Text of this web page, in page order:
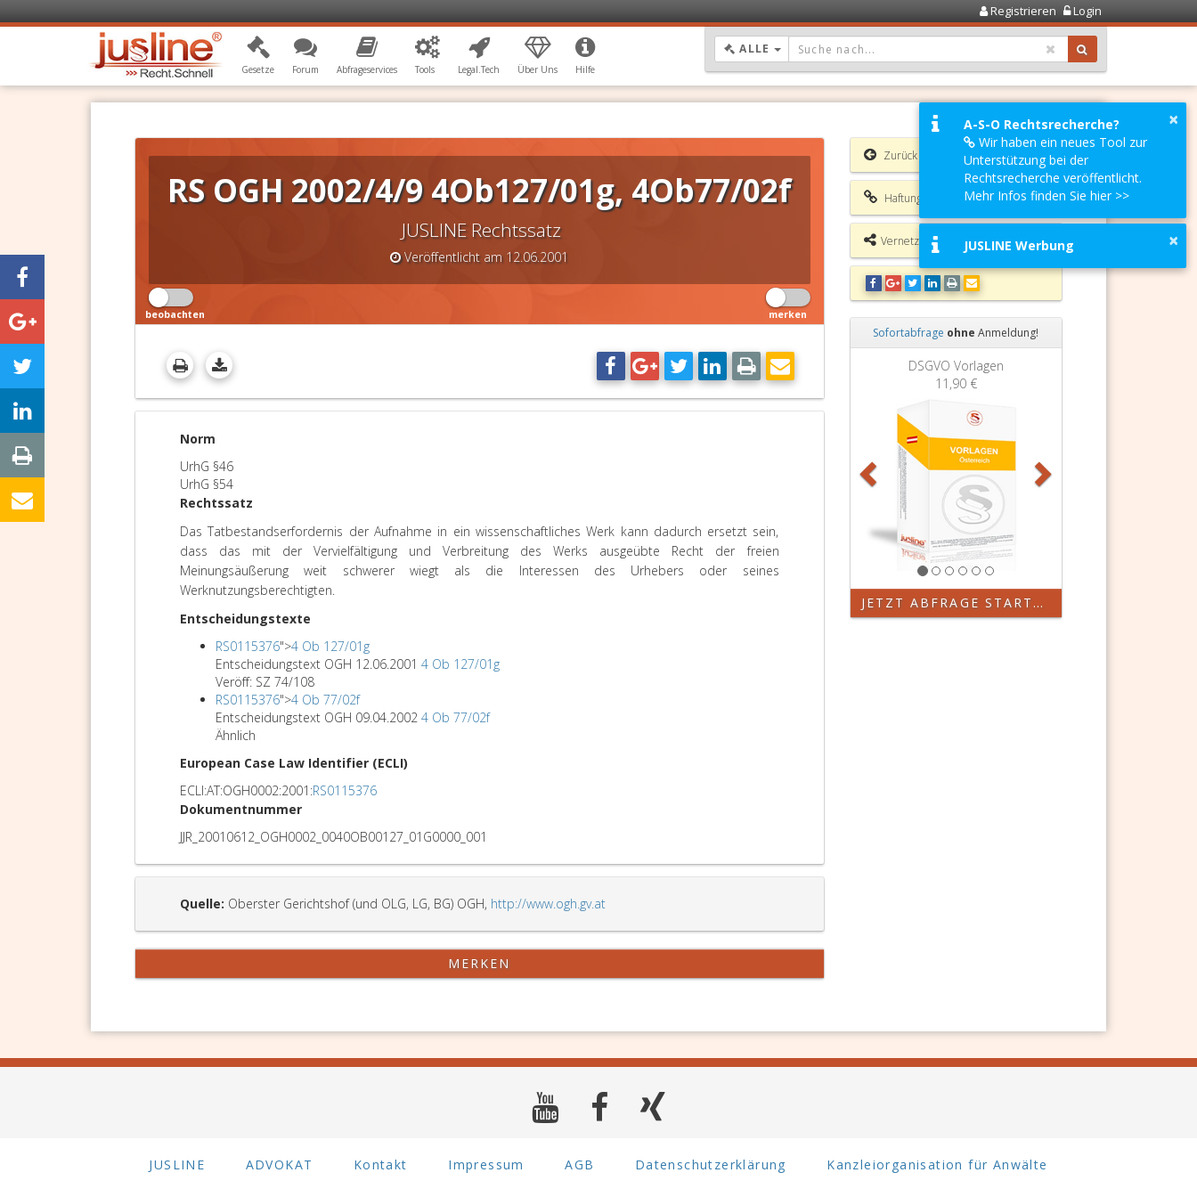
Registrieren Login
Gesetze Forum Abfrageservices Tools Legal.Tech Über Uns Hilfe
ALLE DROPDOWN: GEWÄHLTER WERT IST ALLE
RS OGH 2002/4/9 4Ob127/01g, 4Ob77/02f
JUSLINE Rechtssatz
Veröffentlicht am 12.06.2001
beobachten merken
Norm
UrhG §46
UrhG §54
Rechtssatz
Das Tatbestandserfordernis der Aufnahme in ein wissenschaftliches Werk kann dadurch ersetzt sein,
dass das mit der Vervielfältigung und Verbreitung des Werks ausgeübte Recht der freien
Meinungsäußerung weit schwerer wiegt als die Interessen des Urhebers oder seines
Werknutzungsberechtigten.
Entscheidungstexte
RS0115376">4 Ob 127/01g
Entscheidungstext OGH 12.06.2001 4 Ob 127/01g
Veröff: SZ 74/108
RS0115376">4 Ob 77/02f
Entscheidungstext OGH 09.04.2002 4 Ob 77/02f
Ähnlich
European Case Law Identifier (ECLI)
ECLI:AT:OGH0002:2001:RS0115376
Dokumentnummer
JJR_20010612_OGH0002_0040OB00127_01G0000_001
Quelle: Oberster Gerichtshof (und OLG, LG, BG) OGH, http://www.ogh.gv.at
MERKEN
Zurück
Haftungsausschluss
Vernetzungsmöglichkeiten
Sofortabfrage ohne Anmeldung!
DSGVO Vorlagen
11,90 €
Zurück
JETZT ABFRAGE STARTEN
JUSLINE ADVOKAT Kontakt Impressum AGB Datenschutzerklärung Kanzleiorganisation für Anwälte
×
A-S-O Rechtsrecherche?
Wir haben ein neues Tool zur
Unterstützung bei der
Rechtsrecherche veröffentlicht.
Mehr Infos finden Sie hier >>
×
JUSLINE Werbung